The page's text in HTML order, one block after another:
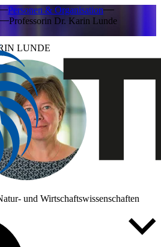
Personen & Organisation
Professorin Dr. Karin Lunde
LUNDE
und Wirtschaftswissenschaften